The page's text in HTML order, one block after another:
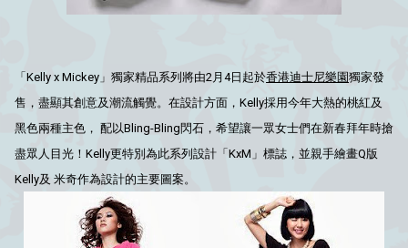
「Kelly x Mickey」獨家精品系列將由2月4日起於香港迪士尼樂園獨家發
售，盡顯其創意及潮流觸覺。在設計方面，Kelly採用今年大熱的桃紅及
黑色兩種主色， 配以Bling-Bling閃石，希望讓一眾女士們在新春拜年時搶
盡眾人目光！Kelly更特別為此系列設計「KxM」標誌，並親手繪畫Q版
Kelly及 米奇作為設計的主要圖案。